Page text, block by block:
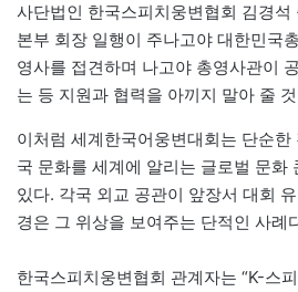
사단법인 한국스피치웅변협회 김경
본부 회장 일행이 주나고야 대한민국
영사를 접견하며 나고야 총영사관이
는 등 지원과 협력을 아끼지 말아 줄
이처럼 세계한국어웅변대회는 단순
국 문화를 세계에 알리는 글로벌 문화
있다. 각국 외교 공관이 앞장서 대회
경은 그 위상을 보여주는 단적인 사례
한국스피치웅변협회 관계자는 “K-스